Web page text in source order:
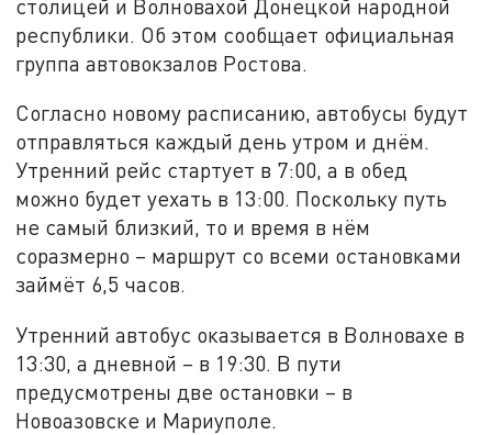
столицей и Волновахой Донецкой народной
республики. Об этом сообщает официальная
группа автовокзалов Ростова.
Согласно новому расписанию, автобусы будут
отправляться каждый день утром и днём.
Утренний рейс стартует в 7:00, а в обед
можно будет уехать в 13:00. Поскольку путь
не самый близкий, то и время в нём
соразмерно – маршрут со всеми остановками
займёт 6,5 часов.
Утренний автобус оказывается в Волновахе в
13:30, а дневной – в 19:30. В пути
предусмотрены две остановки – в
Новоазовске и Мариуполе.